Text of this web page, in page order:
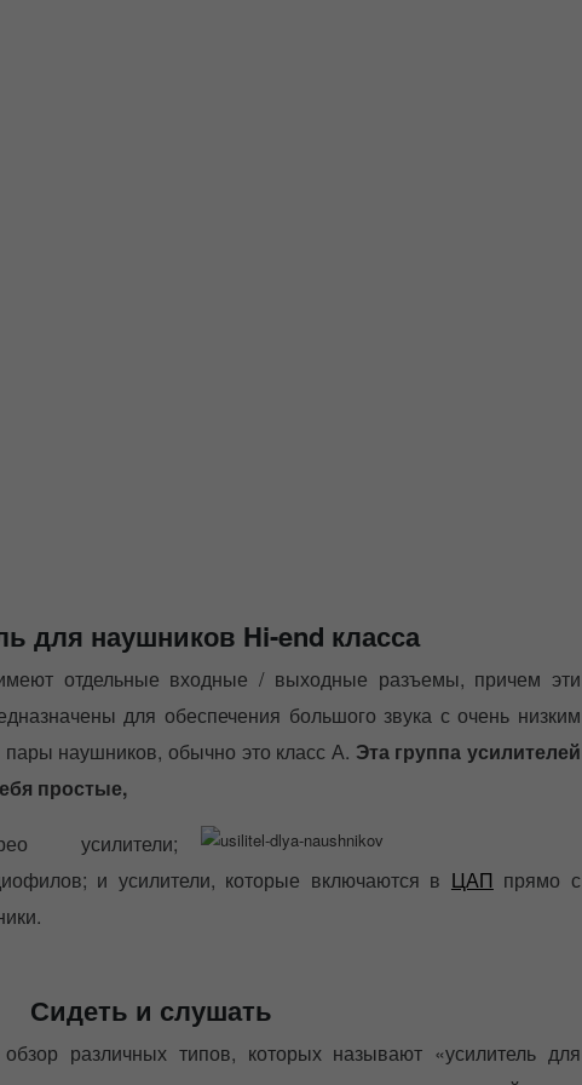
для наушников Hi-end класса
отдельные входные / выходные разъемы, причем эти
для обеспечения большого звука с очень низким
наушников, обычно это класс А. Эта группа усилителей
простые,
усилители;
и усилители, которые включаются в ЦАП прямо с
Сидеть и слушать
различных типов, которых называют «усилитель для